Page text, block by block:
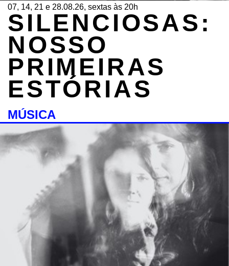
07, 14, 21 e 28.08.26, sextas às 20h
SILENCIOSAS:
NOSSO
PRIMEIRAS
ESTÓRIAS
MÚSICA